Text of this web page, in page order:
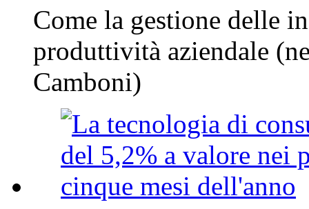
Come la gestione delle
produttività aziendale
Camboni)